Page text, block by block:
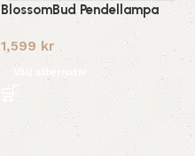
BlossomBud Pendellampa
1,599 kr
Välj alternativ